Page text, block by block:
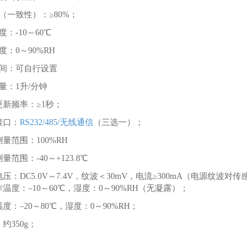
一致性）：≥80%；
：-10～60℃
：0～90%RH
：可自行设置
：1升/分钟
新频率：≥1秒；
口：RS232/485/无线通信 （三选一）；
量范围：100%RH
量范围：-40～+123.8℃
压：DC5.0V～7.4V，纹波＜30mV，电流≥300mA（电源纹波对
温度：–10～60℃，湿度：0～90%RH（无凝露）；
度：–20～80℃，湿度：0～90%RH；
350g；